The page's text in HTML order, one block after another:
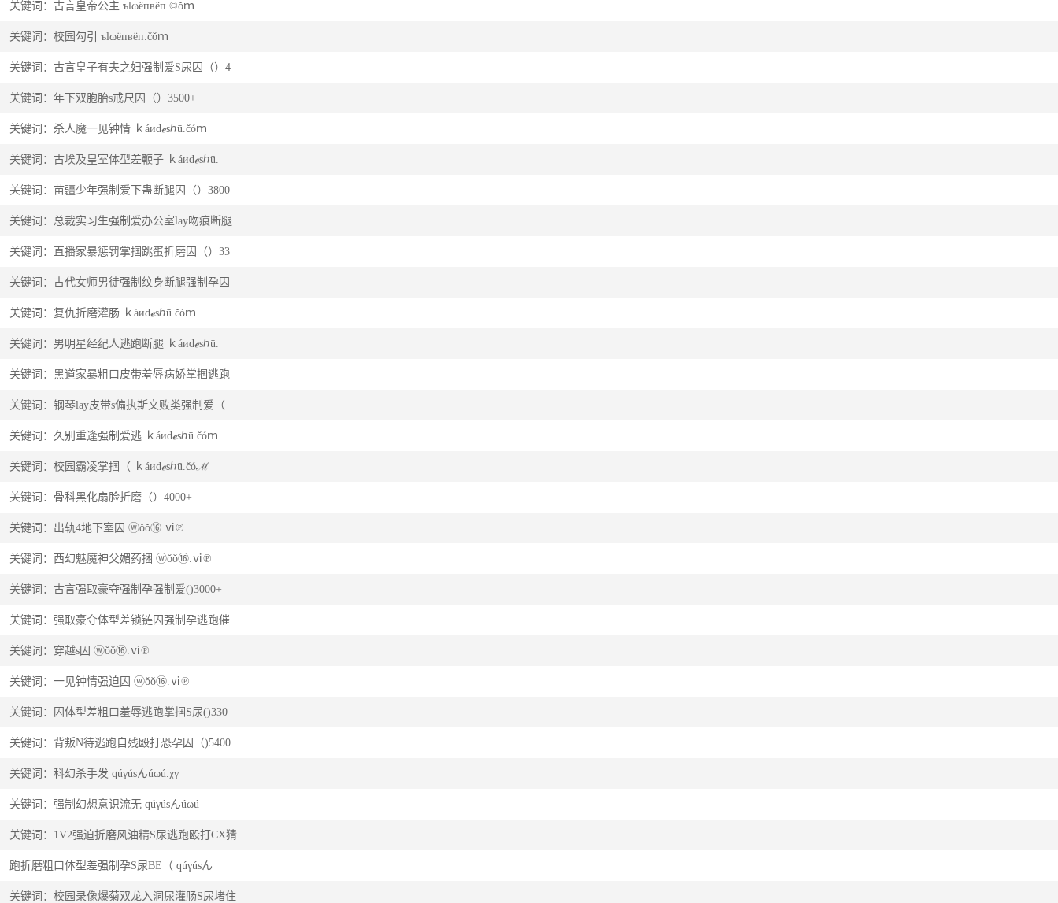
关键词：校园录像爆菊双龙入洞尿灌肠S尿堵住
跑折磨粗口体型差强制孕S尿BE（ qúγúsん
关键词：1V2强迫折磨风油精S尿逃跑殴打CX猜
关键词：强制幻想意识流无 qúγúsんúωú
关键词：科幻杀手发 qúγúsんúωú.χγ
关键词：背叛N待逃跑自残殴打恐孕囚（)5400
关键词：囚体型差粗口羞辱逃跑掌掴S尿()330
关键词：一见钟情强迫囚 ⓦǒǒ⑯.ⅵ℗
关键词：穿越s囚 ⓦǒǒ⑯.ⅵ℗
关键词：强取豪夺体型差锁链囚强制孕逃跑催
关键词：古言强取豪夺强制孕强制爱()3000+
关键词：西幻魅魔神父媚药捆 ⓦǒǒ⑯.ⅵ℗
关键词：出轨4地下室囚 ⓦǒǒ⑯.ⅵ℗
关键词：骨科黑化扇脸折磨（）4000+
关键词：校园霸凌掌掴（ ｋáиdℯsℎū.čóℳ
关键词：久别重逢强制爱逃 ｋáиdℯsℎū.čóｍ
关键词：钢琴lay皮带s偏执斯文败类强制爱（
关键词：黑道家暴粗口皮带羞辱病娇掌掴逃跑
关键词：男明星经纪人逃跑断腿 ｋáиdℯsℎū.
关键词：复仇折磨灌肠 ｋáиdℯsℎū.čóｍ
关键词：古代女师男徒强制纹身断腿强制孕囚
关键词：直播家暴惩罚掌掴跳蛋折磨囚（）33
关键词：总裁实习生强制爱办公室lay吻痕断腿
关键词：苗疆少年强制爱下蛊断腿囚（）3800
关键词：古埃及皇室体型差鞭子 ｋáиdℯsℎū.
关键词：杀人魔一见钟情 ｋáиdℯsℎū.čóｍ
关键词：年下双胞胎s戒尺囚（）3500+
关键词：古言皇子有夫之妇强制爱S尿囚（）4
关键词：校园勾引 ъlωёпвёп.čǒｍ
关键词：古言皇帝公主 ъlωёпвёп.©ǒｍ